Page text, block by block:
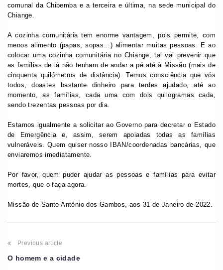
comunal da Chibemba e a terceira e última, na sede municipal do
Chiange.
A cozinha comunitária tem enorme vantagem, pois permite, com
menos alimento (papas, sopas…) alimentar muitas pessoas. E ao
colocar uma cozinha comunitária no Chiange, tal vai prevenir que
as famílias de lá não tenham de andar a pé até à Missão (mais de
cinquenta quilómetros de distância). Temos consciência que vós
todos, doastes bastante dinheiro para terdes ajudado, até ao
momento, as famílias, cada uma com dois quilogramas cada,
sendo trezentas pessoas por dia.
Estamos igualmente a solicitar ao Governo para decretar o Estado
de Emergência e, assim, serem apoiadas todas as famílias
vulneráveis. Quem quiser nosso IBAN/coordenadas bancárias, que
enviaremos imediatamente.
Por favor, quem puder ajudar as pessoas e famílias para evitar
mortes, que o faça agora.
Missão de Santo António dos Gambos, aos 31 de Janeiro de 2022.
Previous article
O homem e a cidade